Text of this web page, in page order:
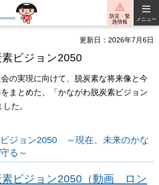
防災・緊
急情報
メニュー
更新日：2026年7月6日
ビジョン2050
の実現に向けて、脱炭素な将来像と今
まとめた、「かながわ脱炭素ビジョン
た。
ジョン2050 ～現在、未来のかな
る～
素ビジョン2050（動画 ロン